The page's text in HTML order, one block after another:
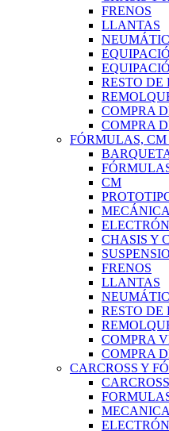
FRENOS
LLANTAS
RESTO DE
COMPRA
COMPRA
FÓRMULAS,
CM
MECÁNICA
CHASIS Y
FRENOS
LLANTAS
RESTO DE
COMPRA
COMPRA
CARCROSS Y
CARCROSS
MECANICA